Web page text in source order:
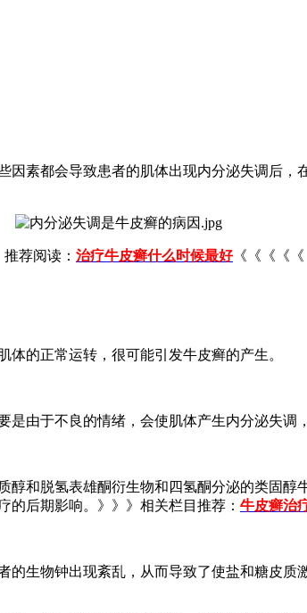
因素都会导致患者的肌体出现内分泌失调后
荐阅读： 治疗牛皮癣什么时候最好《《《《《
的正常运转，很可能引发牛皮癣的产生。
由于不良的情绪，会使肌体产生内分泌失调
和脱氢表雄酮衍生物和四氢酮分泌的类固
的后期影响。》》》相关栏目推荐： 牛皮癣治
生物钟出现紊乱，从而导致了使盐和糖皮